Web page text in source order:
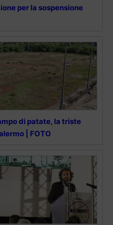
per la sospensione
di patate, la triste
| FOTO